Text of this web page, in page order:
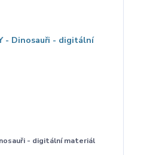
- digitální materiál